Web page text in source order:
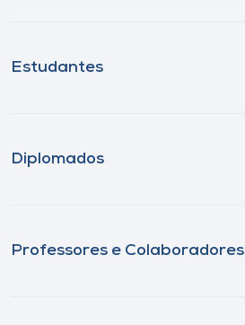
Estudantes
Diplomados
Professores e Colaboradores